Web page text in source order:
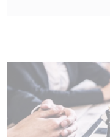
Ablauf:
Typ: